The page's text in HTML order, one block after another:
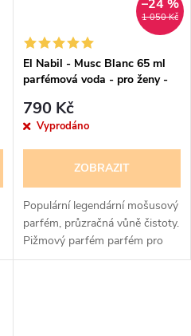
1 050 Kč
–24 %
El Nabil - Musc Blanc 65 ml
parfémová voda - pro ženy -
790 Kč
Vyprodáno
ZOBRAZIT
Populární legendární mošusový
parfém, průzračná vůně čistoty.
Pižmový parfém parfém pro
ženy